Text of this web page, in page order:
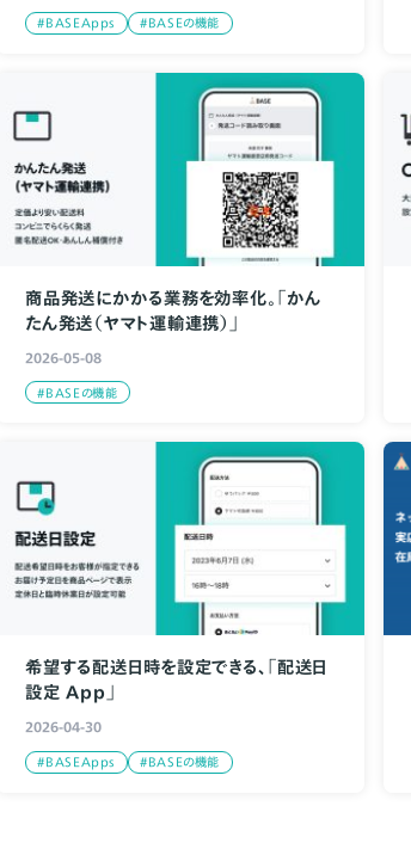
#BASEApps #BASEの機能
商品発送にかかる業務を効率化。「かん
たん発送（ヤマト運輸連携）」
2026-05-08
#BASEの機能
希望する配送日時を設定できる、「配送日
設定 App」
2026-04-30
#BASEApps #BASEの機能